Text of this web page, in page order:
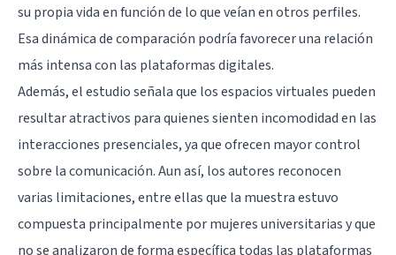
su propia vida en función de lo que veían en otros perfiles.
Esa dinámica de comparación podría favorecer una relación
más intensa con las plataformas digitales.
Además, el estudio señala que los espacios virtuales pueden
resultar atractivos para quienes sienten incomodidad en las
interacciones presenciales, ya que ofrecen mayor control
sobre la comunicación. Aun así, los autores reconocen
varias limitaciones, entre ellas que la muestra estuvo
compuesta principalmente por mujeres universitarias y que
no se analizaron de forma específica todas las plataformas